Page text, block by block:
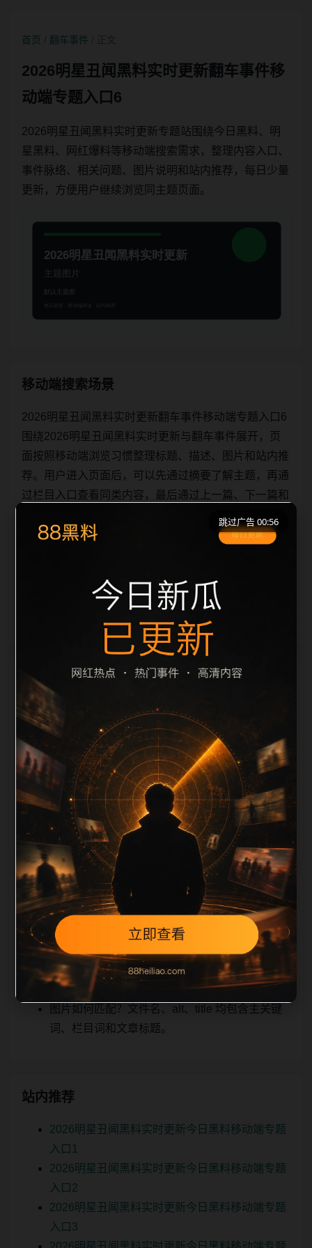
首页 翻车事件
2026明星丑闻黑料实时更新翻车事件移
动端专题入口6
2026明星丑闻黑料实时更新专题站围绕今日黑料、明
星黑料、网红爆料等移动端搜索需求，整理内容入口、
事件脉络、相关问题、图片说明和站内推荐，每日少量
更新，方便用户继续浏览同主题页面。
移动端搜索场景
2026明星丑闻黑料实时更新翻车事件移动端专题入口6
围绕2026明星丑闻黑料实时更新与翻车事件展开，页
面按照移动端浏览习惯整理标题、描述、图片和站内推
荐。用户进入页面后，可以先通过摘要了解主题，再通
过栏目入口查看同类内容，最后通过上一篇、下一篇和
避免无关关键词堆砌，也避免多个站点同步发布完全相
主题。后续采集时将继续执行远程图片本地化、坏图默
认图兜底、标题重复过
栏目内容归集
滤和 description 长度检查。栏目内容按每日少量新增
的方式持续扩展，每篇保留相关问题、站内推荐和清晰
的层级路径，减少用户反复返回搜索页。第36篇作为本
栏目的初始建设内容，主要用于补齐栏目深度、稳定内
链结构，并为后续专题聚合提供可点击入口。如果后续
发现页面缺图、标题过短、描述为空或正文不足，将进
入每日 SEO 检查清单自动修正。
相关问题
翻车事件后续如何更新？按每日少量、主题相
关、图片本地化的方式持续补充。
如何继续浏览？可返回栏目页、查看热门推荐或
进入 sitemap。
图片如何匹配？文件名、alt、title 均包含主关键
词、栏目词和文章标题。
站内推荐
2026明星丑闻黑料实时更新今日黑料移动端专题
入口1
2026明星丑闻黑料实时更新今日黑料移动端专题
入口2
2026明星丑闻黑料实时更新今日黑料移动端专题
入口3
跳过广告 00:55